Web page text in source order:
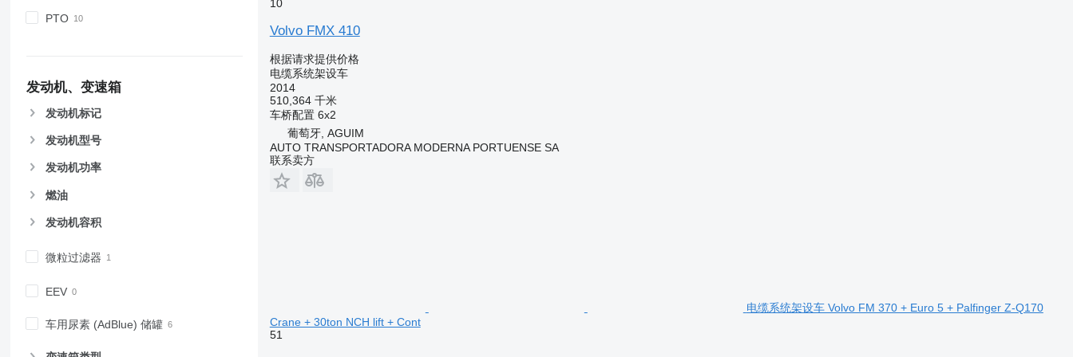
PTO
发动机、变速箱
发动机标记
发动机型号
发动机功率
燃油
发动机容积
微粒过滤器
EEV
车用尿素 (AdBlue) 储罐
10
Volvo FMX 410
根据请求提供价格
电缆系统架设车
2014
510,364 千米
车桥配置 6x2
葡萄牙, AGUIM
AUTO TRANSPORTADORA MODERNA PORTUENSE SA
联系卖方
电缆系统架设车 Volvo FM 370 + Euro 5 + Palfinger Z-Q170
Crane + 30ton NCH lift + Cont
51